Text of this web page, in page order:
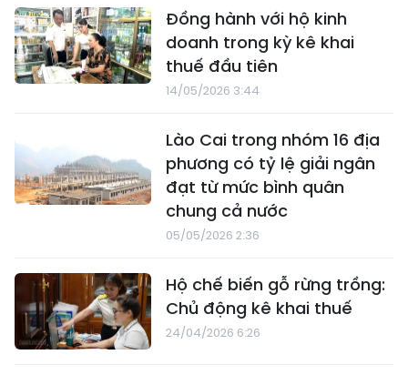
Đồng hành với hộ kinh
doanh trong kỳ kê khai
thuế đầu tiên
14/05/2026 3:44
Lào Cai trong nhóm 16 địa
phương có tỷ lệ giải ngân
đạt từ mức bình quân
chung cả nước
05/05/2026 2:36
Hộ chế biến gỗ rừng trồng:
Chủ động kê khai thuế
24/04/2026 6:26